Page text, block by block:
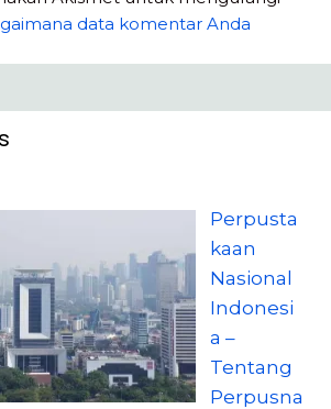
data komentar Anda
Perpusta
kaan
Nasional
Indonesi
a –
Tentang
Perpusna